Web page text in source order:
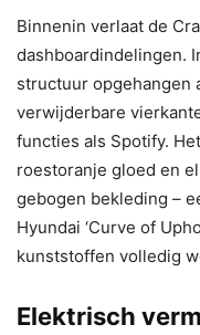
Binnenin verlaat de
dashboardindelingen.
structuur opgehangen
verwijderbare
functies als Spotify.
roestoranje gloed en
gebogen bekleding –
Hyundai ‘Curve of
kunststoffen volledig
Elektrisch